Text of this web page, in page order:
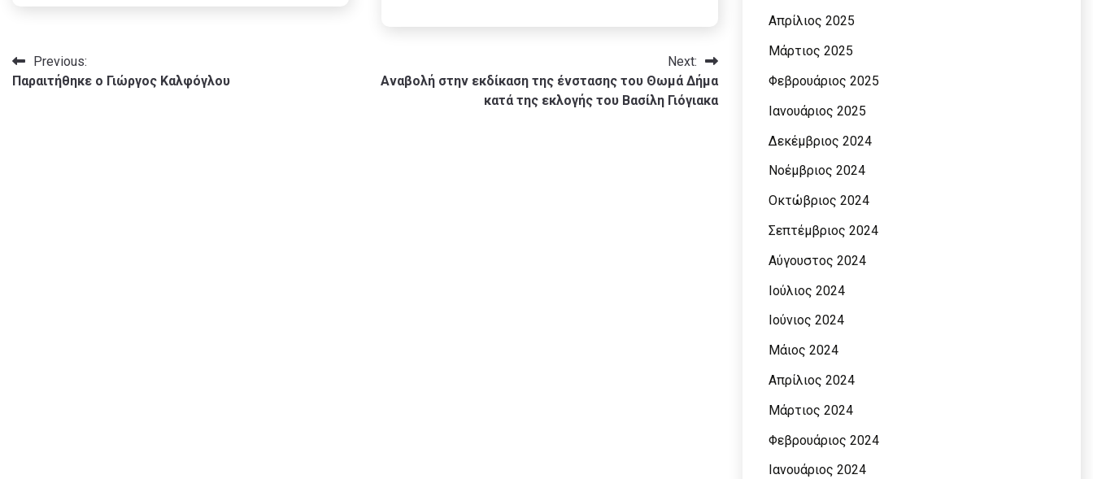
Πλοήγηση
άρθρων
Previous:
Παραιτήθηκε ο Γιώργος Καλφόγλου
Next:
Αναβολή στην εκδίκαση της ένστασης του Θωμά Δήμα
κατά της εκλογής του Βασίλη Γιόγιακα
Απρίλιος 2025
Μάρτιος 2025
Φεβρουάριος 2025
Ιανουάριος 2025
Δεκέμβριος 2024
Νοέμβριος 2024
Οκτώβριος 2024
Σεπτέμβριος 2024
Αύγουστος 2024
Ιούλιος 2024
Ιούνιος 2024
Μάιος 2024
Απρίλιος 2024
Μάρτιος 2024
Φεβρουάριος 2024
Ιανουάριος 2024